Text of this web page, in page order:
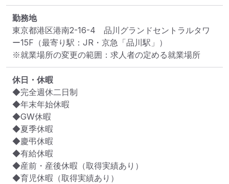
勤務地
東京都港区港南2-16-4　品川グランドセントラルタワ
ー15F （最寄り駅：JR・京急「品川駅」）
※就業場所の変更の範囲：求人者の定める就業場所
休日・休暇
◆完全週休二日制
◆年末年始休暇
◆GW休暇
◆夏季休暇
◆慶弔休暇
◆有給休暇
◆産前・産後休暇（取得実績あり）
◆育児休暇（取得実績あり）